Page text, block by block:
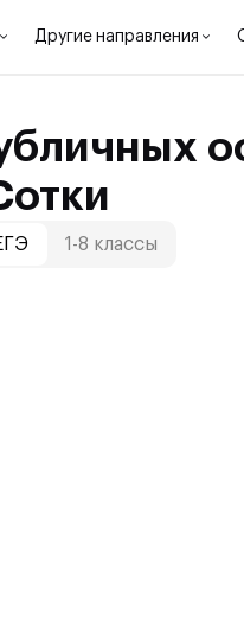
Другие направления
1-8 классы